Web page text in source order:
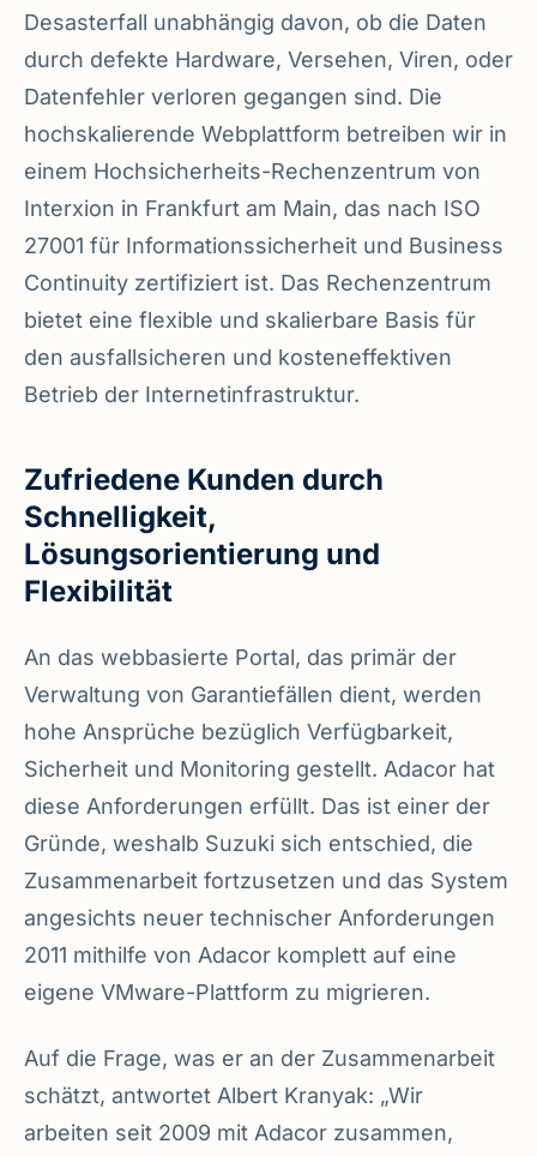
Desasterfall unabhängig davon, ob die Daten
durch defekte Hardware, Versehen, Viren, oder
Datenfehler verloren gegangen sind. Die
hochskalierende Webplattform betreiben wir in
einem Hochsicherheits-Rechenzentrum von
Interxion in Frankfurt am Main, das nach ISO
27001 für Informationssicherheit und Business
Continuity zertifiziert ist. Das Rechenzentrum
bietet eine flexible und skalierbare Basis für
den ausfallsicheren und kosteneffektiven
Betrieb der Internetinfrastruktur.
Zufriedene Kunden durch
Schnelligkeit,
Lösungsorientierung und
Flexibilität
An das webbasierte Portal, das primär der
Verwaltung von Garantiefällen dient, werden
hohe Ansprüche bezüglich Verfügbarkeit,
Sicherheit und Monitoring gestellt. Adacor hat
diese Anforderungen erfüllt. Das ist einer der
Gründe, weshalb Suzuki sich entschied, die
Zusammenarbeit fortzusetzen und das System
angesichts neuer technischer Anforderungen
2011 mithilfe von Adacor komplett auf eine
eigene VMware-Plattform zu migrieren.
Auf die Frage, was er an der Zusammenarbeit
schätzt, antwortet Albert Kranyak: „Wir
arbeiten seit 2009 mit Adacor zusammen,